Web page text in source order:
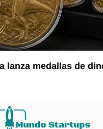
lanza medallas de